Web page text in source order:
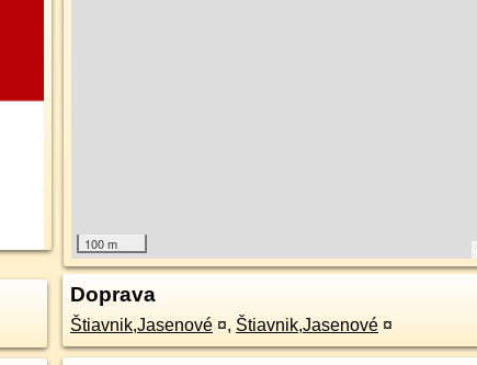
100 m
Doprava
Štiavnik,Jasenové ¤, Štiavnik,Jasenové ¤